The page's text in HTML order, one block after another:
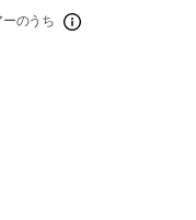
のうち